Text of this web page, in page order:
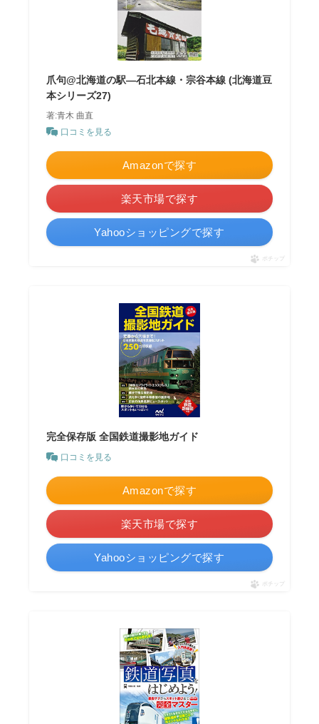
爪句@北海道の駅―石北本線・宗谷本線 (北海道豆
本シリーズ27)
著:青木 曲直
口コミを見る
Amazonで探す
楽天市場で探す
Yahooショッピングで探す
ポチップ
完全保存版 全国鉄道撮影地ガイド
口コミを見る
Amazonで探す
楽天市場で探す
Yahooショッピングで探す
ポチップ